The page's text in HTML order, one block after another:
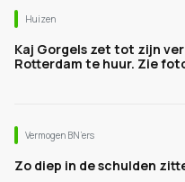
Huizen
Kaj Gorgels zet tot zijn
Rotterdam te huur. Zie
Vermogen BN’ers
Zo diep in de schulden